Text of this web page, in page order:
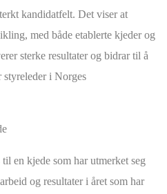
kandidatfelt. Det viser at
med både etablerte kjeder og
sterke resultater og bidrar til å
i Norges
en kjede som har utmerket seg
og resultater i året som har